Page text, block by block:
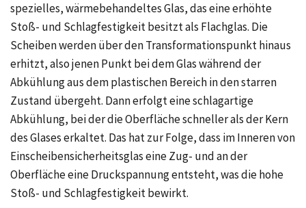
spezielles, wärmebehandeltes Glas, das eine erhöhte
Stoß- und Schlagfestigkeit besitzt als Flachglas. Die
Scheiben werden über den Transformationspunkt hinaus
erhitzt, also jenen Punkt bei dem Glas während der
Abkühlung aus dem plastischen Bereich in den starren
Zustand übergeht. Dann erfolgt eine schlagartige
Abkühlung, bei der die Oberfläche schneller als der Kern
des Glases erkaltet. Das hat zur Folge, dass im Inneren von
Einscheibensicherheitsglas eine Zug- und an der
Oberfläche eine Druckspannung entsteht, was die hohe
Stoß- und Schlagfestigkeit bewirkt.